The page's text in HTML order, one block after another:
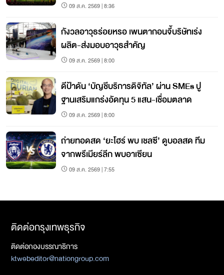
09 ส.ค. 2569 | 8:36
กังวลอาวุธร่อยหรอ เพนตากอนจี้บริษัทเร่ง
ผลิต-ส่งมอบอาวุธสำคัญ
09 ส.ค. 2569 | 8:00
ดีป้าดัน ‘บัญชีบริการดิจิทัล’ ผ่าน SMEs ปู
ฐานเสริมแกร่งอัดทุน 5 แสน-เชื่อมตลาด
09 ส.ค. 2569 | 8:00
ถ่ายทอดสด ‘ยะโฮร์ พบ เชลซี’ ดูบอลสด ทีม
จากพรีเมียร์ลีก พบอาเซียน
09 ส.ค. 2569 | 7:55
ติดต่อกรุงเทพธุรกิจ
ติดต่อกองบรรณาธิการ
ktwebeditor@nationgroup.com